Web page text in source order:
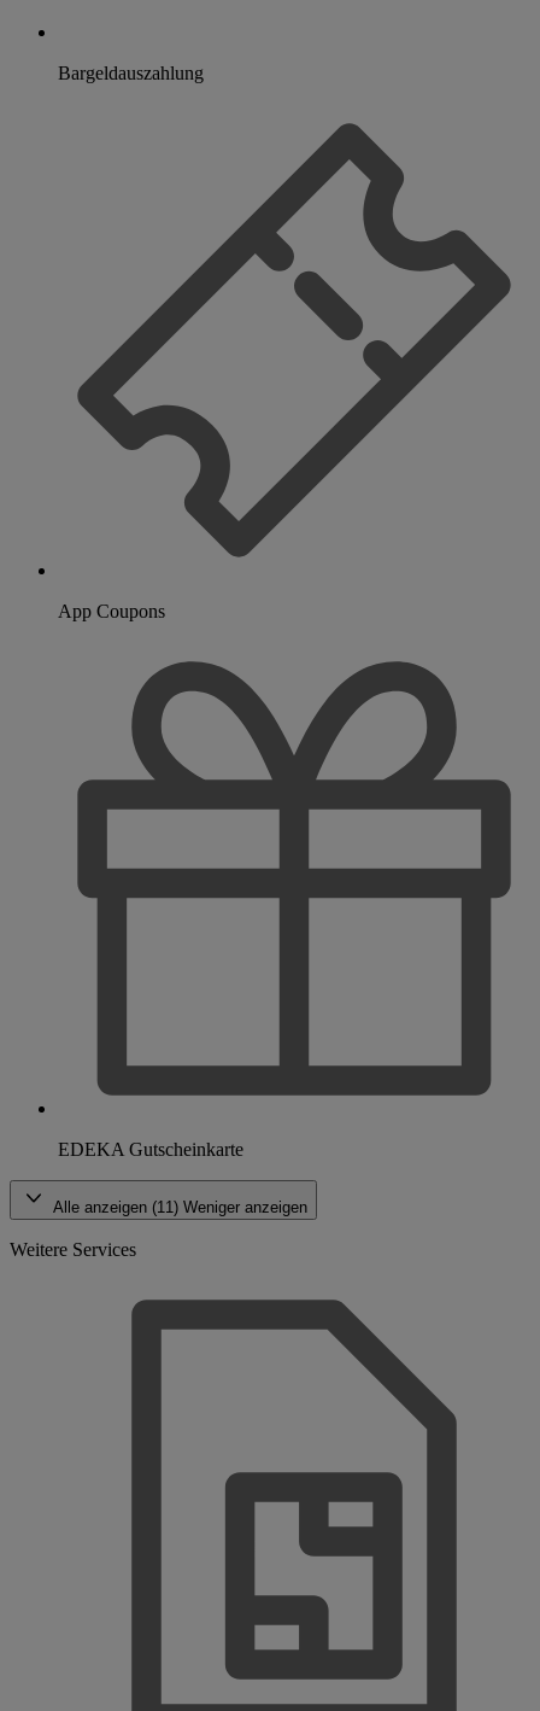
Bargeldauszahlung
App Coupons
EDEKA Gutscheinkarte
Alle anzeigen (11) Weniger anzeigen
Weitere Services